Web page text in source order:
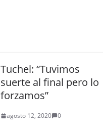
Tuchel: “Tuvimos
suerte al final pero lo
forzamos”
agosto 12, 2020 0